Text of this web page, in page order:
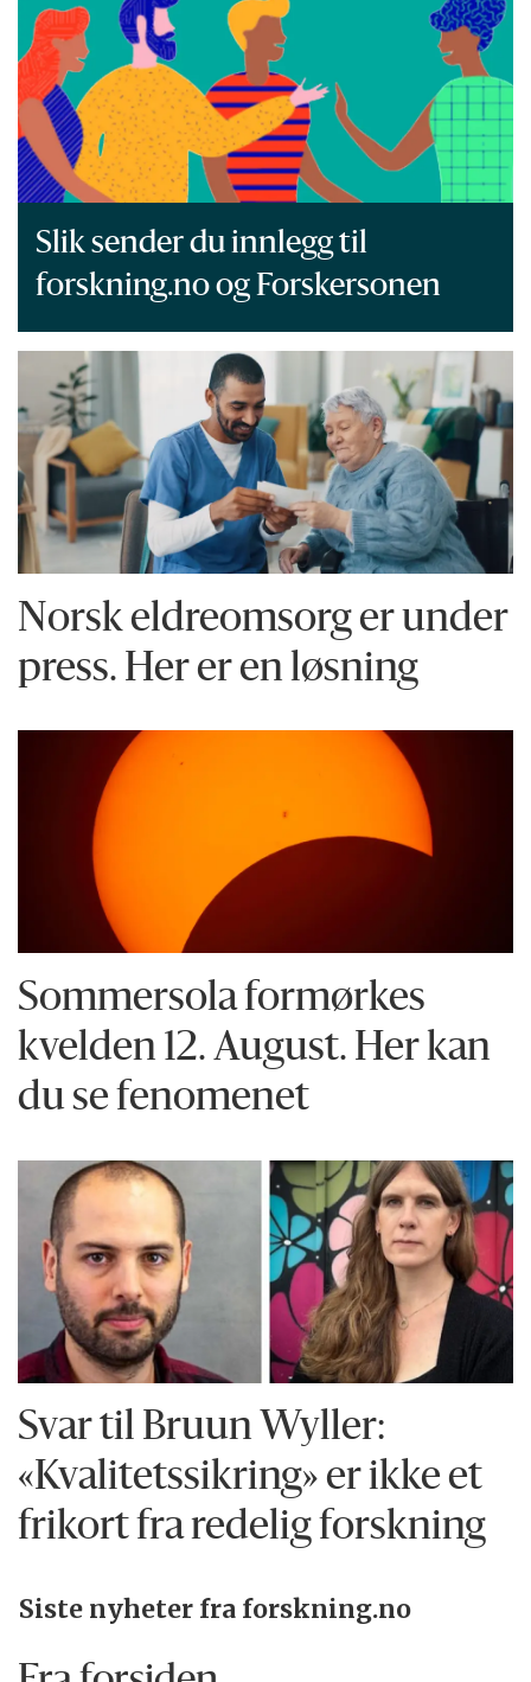
Slik sender du innlegg til
forskning.no og Forskersonen
Norsk eldreomsorg er under
press. Her er en løsning
Sommersola formørkes
kvelden 12. August. Her kan
du se fenomenet
Svar til Bruun Wyller:
«Kvalitetssikring» er ikke et
frikort fra redelig forskning
Siste nyheter fra forskning.no